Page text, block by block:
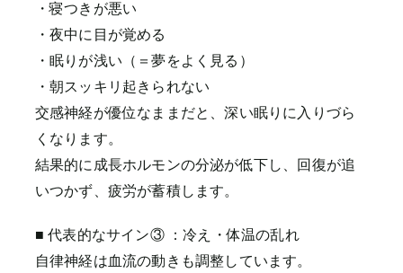
・寝つきが悪い
・夜中に目が覚める
・眠りが浅い（＝夢をよく見る）
・朝スッキリ起きられない
交感神経が優位なままだと、深い眠りに入りづら
くなります。
結果的に成長ホルモンの分泌が低下し、回復が追
いつかず、疲労が蓄積します。
■ 代表的なサイン③ ：冷え・体温の乱れ
自律神経は血流の動きも調整しています。